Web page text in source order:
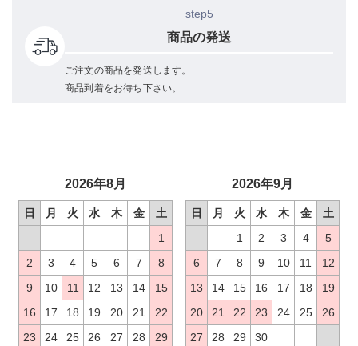
step5
商品の発送
ご注文の商品を発送します。
商品到着をお待ち下さい。
2026年8月
日 月 火 水 木 金
土
1
2
3 4 5 6 7
8
9
10 11 12 13 14
15
16
17 18 19 20 21
22
23
24 25 26 27 28
29
2026年9月
日 月 火 水 木 金
土
1
2 3 4
5
6
7 8 9 10 11
12
13
14 15 16 17 18
19
20
21 22 23 24 25
26
27
28 29 30